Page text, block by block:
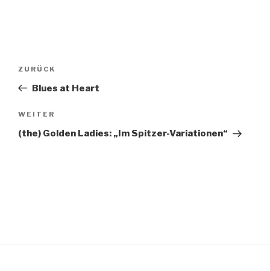
Beitragsnavigation
Vorheriger
Beitrag
ZURÜCK
Blues at Heart
Nächster
Beitrag
WEITER
(the) Golden Ladies: „Im Spitzer-Variationen“